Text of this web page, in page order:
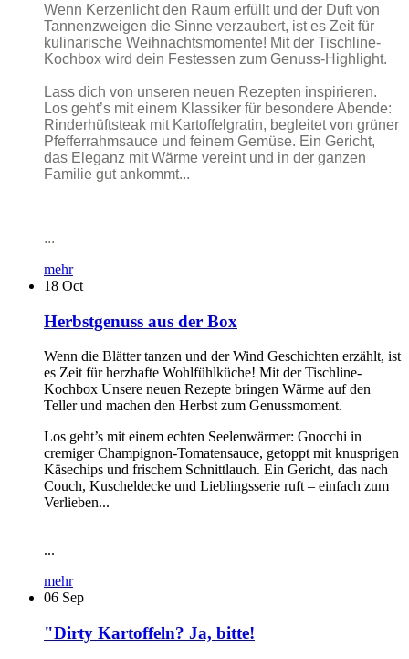
Wenn Kerzenlicht den Raum erfüllt und der Duft von
Tannenzweigen die Sinne verzaubert, ist es Zeit für
kulinarische Weihnachtsmomente! Mit der Tischline-
Kochbox wird dein Festessen zum Genuss-Highlight.
Lass dich von unseren neuen Rezepten inspirieren.
Los geht’s mit einem Klassiker für besondere Abende:
Rinderhüftsteak mit Kartoffelgratin, begleitet von grüner
Pfefferrahmsauce und feinem Gemüse. Ein Gericht,
das Eleganz mit Wärme vereint und in der ganzen
Familie gut ankommt...
...
mehr
18 Oct
Herbstgenuss aus der Box
Wenn die Blätter tanzen und der Wind Geschichten erzählt, ist
es Zeit für herzhafte Wohlfühlküche! Mit der Tischline-
Kochbox Unsere neuen Rezepte bringen Wärme auf den
Teller und machen den Herbst zum Genussmoment.
Los geht’s mit einem echten Seelenwärmer: Gnocchi in
cremiger Champignon-Tomatensauce, getoppt mit knusprigen
Käsechips und frischem Schnittlauch. Ein Gericht, das nach
Couch, Kuscheldecke und Lieblingsserie ruft – einfach zum
Verlieben...
...
mehr
06 Sep
"Dirty Kartoffeln? Ja, bitte!